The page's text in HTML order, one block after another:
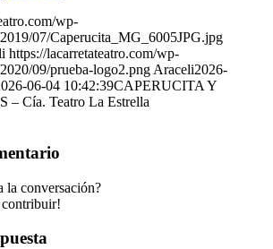
wp-
07/Caperucita_MG_6005JPG.jpg
https://lacarretateatro.com/wp-
09/prueba-logo2.png Araceli2026-
06-04 10:42:39CAPERUCITA Y
– Cía. Teatro La Estrella
la conversación?
contribuir!